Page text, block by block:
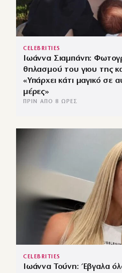
CELEBRITIES
Ιωάννα Σιαμπάνη:
θηλασμού του γιου της
«Υπάρχει κάτι μαγικό σε
μέρες»
ΠΡΙΝ ΑΠΌ 8 ΏΡΕΣ
CELEBRITIES
Ιωάννα Τούνη: Έβγαλα